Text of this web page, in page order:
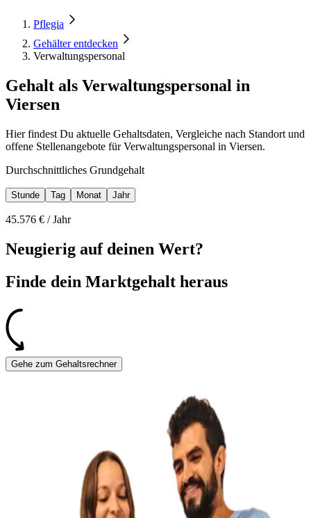
Pflegia
Gehälter entdecken
Verwaltungspersonal
Gehalt als Verwaltungspersonal in
Viersen
Hier findest Du aktuelle Gehaltsdaten, Vergleiche nach Standort und
offene Stellenangebote für Verwaltungspersonal in Viersen.
Durchschnittliches Grundgehalt
Stunde Tag Monat Jahr
45.576 € /Jahr
Neugierig auf deinen Wert?
Finde dein Marktgehalt heraus
Gehe zum Gehaltsrechner